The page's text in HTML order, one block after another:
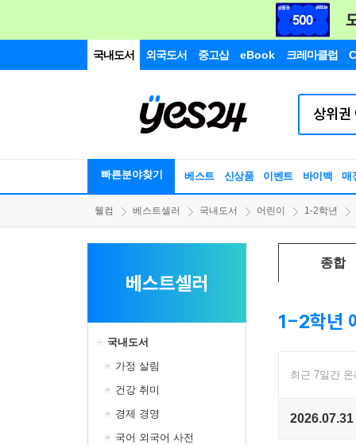
국내도서 외국도서 중고샵 eBook 크레마클럽
빠른분야찾기 베스트 신상품 이벤트 바이백 매
웰컴 베스트셀러 국내도서 어린이 1-2학년
베스트셀러
국내도서
가정 살림
건강 취미
경제 경영
국어 외국어 사전
종합
1-2학년
최근 7일간